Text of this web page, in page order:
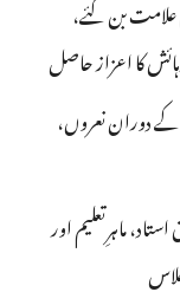
بن گئے،
کا اعزاز حاصل
دوران نعروں،
ماہرِتعلیم اور